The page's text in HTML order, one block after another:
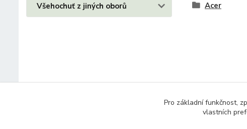
Všehochuť z jiných oborů Acer
Pro základní funkčnost,
vlastních